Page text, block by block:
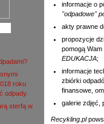
roku
odpady.
sterfą w
informacje o
"odpadowe"
akty prawne
propozycje
pomogą
EDUKACJA;
informacje
zbiórki
finansowe,
galerie zdjęć,
Recykling.pl